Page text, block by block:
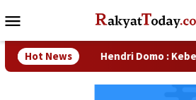
ke
Mobile
Hot News
Hendri Domo : Keberagaman